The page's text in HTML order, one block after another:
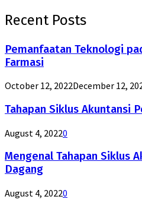
Recent Posts
Pemanfaatan Teknologi
Farmasi
October 12, 2022December 12,
Tahapan Siklus Akuntansi
August 4, 20220
Mengenal Tahapan Siklus
Dagang
August 4, 20220